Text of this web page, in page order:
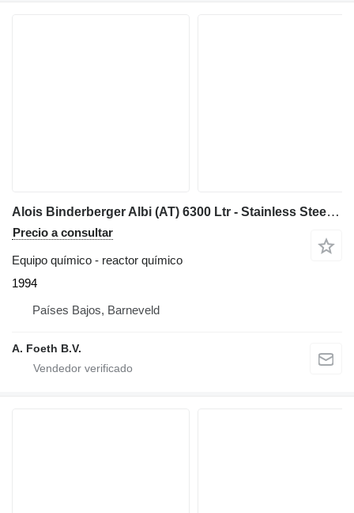
Alois Binderberger Albi (AT) 6300 Ltr - Stainless Steel Reactor
Precio a consultar
Equipo químico - reactor químico
1994
Países Bajos, Barneveld
A. Foeth B.V.